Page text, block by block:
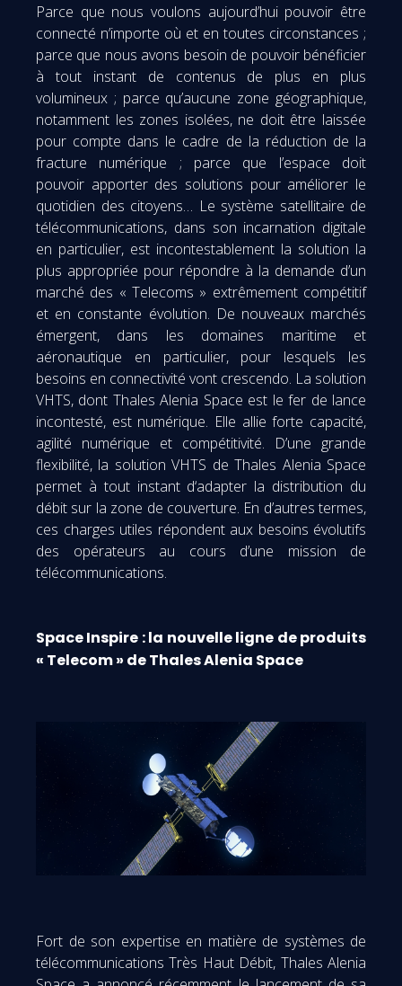
Parce que nous voulons aujourd’hui pouvoir être
connecté n’importe où et en toutes circonstances ;
parce que nous avons besoin de pouvoir bénéficier
à tout instant de contenus de plus en plus
volumineux ; parce qu’aucune zone géographique,
notamment les zones isolées, ne doit être laissée
pour compte dans le cadre de la réduction de la
fracture numérique ; parce que l’espace doit
pouvoir apporter des solutions pour améliorer le
quotidien des citoyens… Le système satellitaire de
télécommunications, dans son incarnation digitale
en particulier, est incontestablement la solution la
plus appropriée pour répondre à la demande d’un
marché des « Telecoms » extrêmement compétitif
et en constante évolution. De nouveaux marchés
émergent, dans les domaines maritime et
aéronautique en particulier, pour lesquels les
besoins en connectivité vont crescendo. La solution
VHTS, dont Thales Alenia Space est le fer de lance
incontesté, est numérique. Elle allie forte capacité,
agilité numérique et compétitivité. D’une grande
flexibilité, la solution VHTS de Thales Alenia Space
permet à tout instant d‘adapter la distribution du
débit sur la zone de couverture. En d’autres termes,
ces charges utiles répondent aux besoins évolutifs
des opérateurs au cours d’une mission de
télécommunications.
Space Inspire : la nouvelle ligne de produits
« Telecom » de Thales Alenia Space
Fort de son expertise en matière de systèmes de
télécommunications Très Haut Débit, Thales Alenia